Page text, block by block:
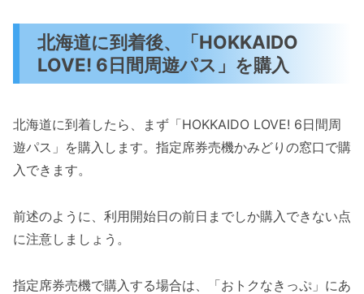
北海道に到着後、「HOKKAIDO
LOVE! 6日間周遊パス」を購入
北海道に到着したら、まず「HOKKAIDO LOVE! 6日間周
遊パス」を購入します。指定席券売機かみどりの窓口で購
入できます。
前述のように、利用開始日の前日までしか購入できない点
に注意しましょう。
指定席券売機で購入する場合は、「おトクなきっぷ」にあ